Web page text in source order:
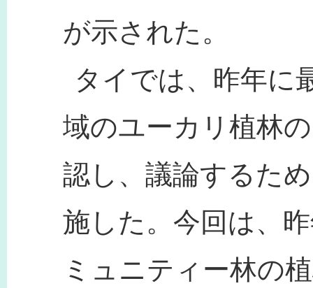
が示された。
タイでは、昨年に
域のユーカリ植林
認し、議論するた
施した。今回は、
ミュニティー林の